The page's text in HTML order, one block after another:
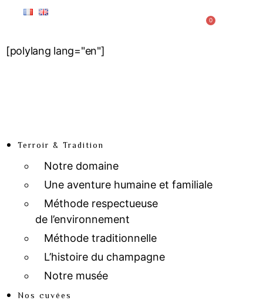
[polylang lang="en"]
0
Terroir & Tradition
Notre domaine
Une aventure humaine et familiale
Méthode respectueuse
de l’environnement
Méthode traditionnelle
L’histoire du champagne
Notre musée
Nos cuvées